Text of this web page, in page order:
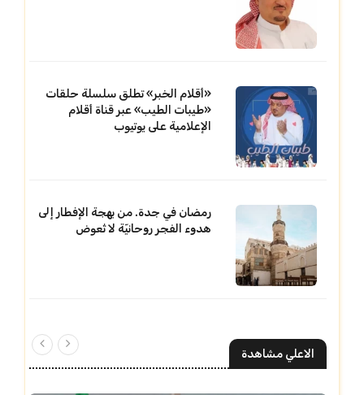
«أقلام الخبر» تطلق سلسلة حلقات
«طيبات الطيب» عبر قناة أقلام
الإعلامية على يوتيوب
رمضان في جدة. من بهجة الإفطار إلى
هدوء الفجر روحانيّة لا تُعوض
الاعلي مشاهدة